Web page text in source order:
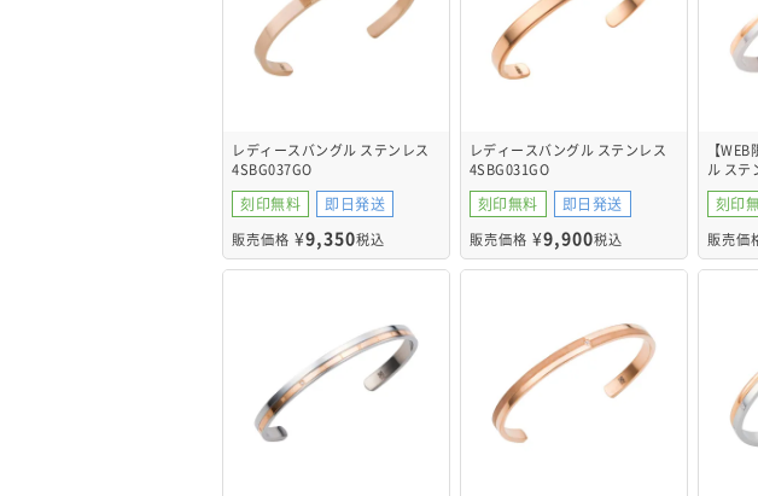
レディースバングル ステンレス
4SBG037GO
刻印無料 即日発送
販売価格 ¥9,350税込
レディースバングル ステンレス
4SBG031GO
刻印無料 即日発送
販売価格 ¥9,900税込
【
ル ステ
ービッ
刻印
販売価